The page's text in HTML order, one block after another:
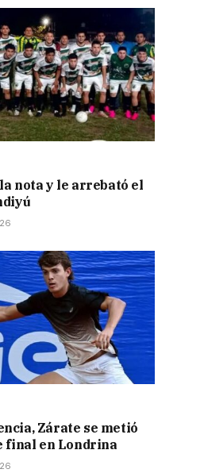
nota y le arrebató el
Zárate se metió
final en Londrina